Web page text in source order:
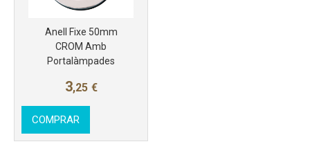
Anell Fixe 50mm
CROM Amb
Portalàmpades
3,25 €
COMPRAR